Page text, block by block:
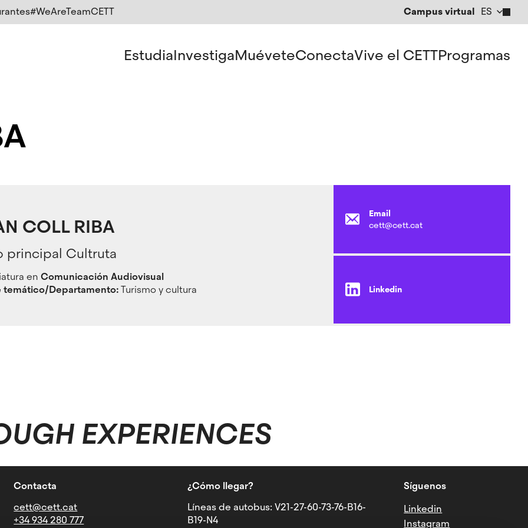
#WeAreTeamCETT Campus virtual ES
CA
EstudiaInvestigaMuéveteConectaVive el CETTProgramas
COLL RIBA
principal Cultruta
en Comunicación Audiovisual
temático/Departamento:Turismo y cultura
Email
cett@cett.cat
Linkedin
EXPERIENCES
Contacta
cett@cett.cat
+34 934 280 777
¿Cómo llegar?
Líneas de autobus: V21-27-60-73-76-B16-
B19-N4
Síguenos
Linkedin
Instagram